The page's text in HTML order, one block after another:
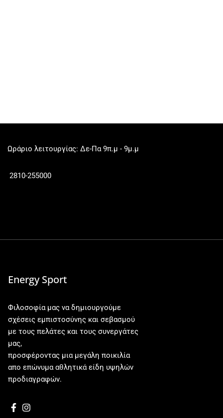
Ωράριο λειτουργίας: Δε-Πα 9π.μ - 9μ.μ
2810-255000
Energy Sport
Φιλοσοφία μας να δημιουργούμε
σχέσεις εμπιστοσύνης και σεβασμού
με τους πελάτες και τους συνεργάτες
μας,
προσφέροντας μια μεγάλη ποικιλία
απο επώνυμα αθλητικά είδη υψηλών
προδιαγραφών.